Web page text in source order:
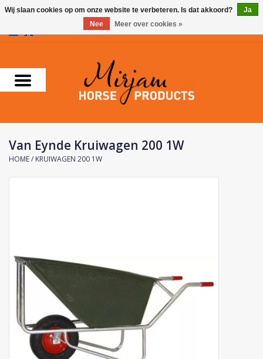
Supplementen
Verzorgingsproducten
Farnam
Carr & Day & Martin
Phytovet
Kruiwagens
Van Eynde Kruiwagen 200 1W
HOME/ KRUIWAGEN 200 1W
Wij slaan cookies op om onze website te verbeteren. Is dat akkoord?
Ja
Nee
Meer over cookies »